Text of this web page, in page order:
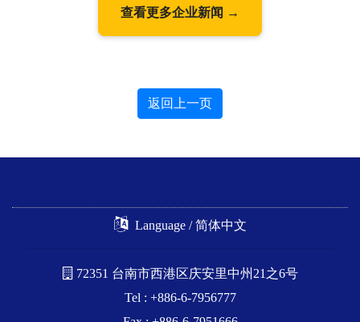
查看更多企业新闻 →
返回上一页
Language / 简体中文
72351 台南市西港区庆安里中州21之6号
Tel : +886-6-7956777